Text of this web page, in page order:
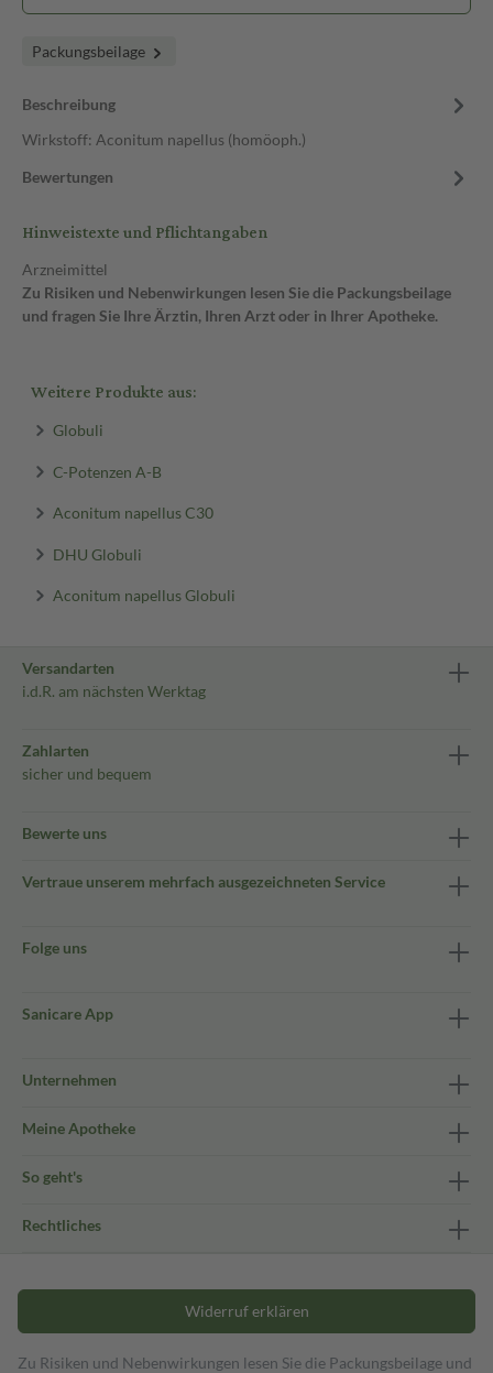
Packungsbeilage
Beschreibung
Wirkstoff: Aconitum napellus (homöoph.)
Bewertungen
Hinweistexte und Pflichtangaben
Arzneimittel
Zu Risiken und Nebenwirkungen lesen Sie die Packungsbeilage
und fragen Sie Ihre Ärztin, Ihren Arzt oder in Ihrer Apotheke.
Weitere Produkte aus:
Globuli
C-Potenzen A-B
Aconitum napellus C30
DHU Globuli
Aconitum napellus Globuli
Versandarten
i.d.R. am nächsten Werktag
Zahlarten
sicher und bequem
Bewerte uns
Vertraue unserem mehrfach ausgezeichneten Service
Folge uns
Sanicare App
Unternehmen
Meine Apotheke
So geht's
Rechtliches
Widerruf erklären
Zu Risiken und Nebenwirkungen lesen Sie die Packungsbeilage und